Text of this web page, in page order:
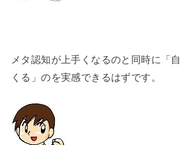
メタ認知が上手くなるのと同時に「
くる」のを実感できるはずです。